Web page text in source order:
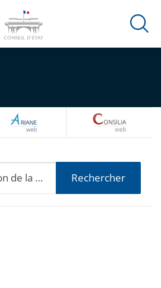
Ouvrir
ARIANEWEB
Rechercher